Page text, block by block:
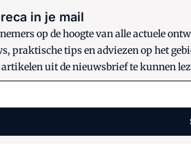
in je mail
op de hoogte van alle actuele
praktische tips en adviezen op het
uit de nieuwsbrief te kunnen